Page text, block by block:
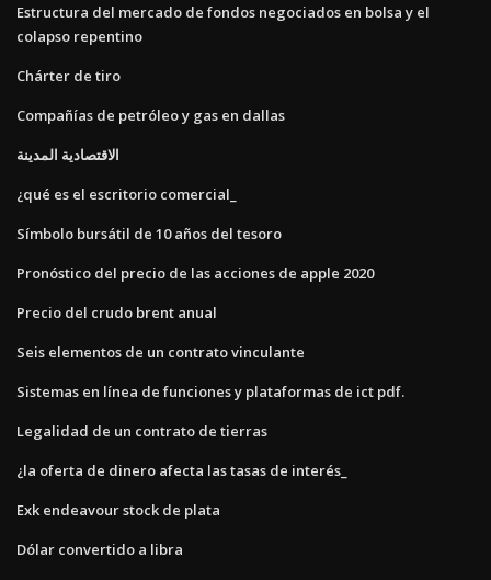
Estructura del mercado de fondos negociados en bolsa y el
colapso repentino
Chárter de tiro
Compañías de petróleo y gas en dallas
الاقتصادية المدينة
¿qué es el escritorio comercial_
Símbolo bursátil de 10 años del tesoro
Pronóstico del precio de las acciones de apple 2020
Precio del crudo brent anual
Seis elementos de un contrato vinculante
Sistemas en línea de funciones y plataformas de ict pdf.
Legalidad de un contrato de tierras
¿la oferta de dinero afecta las tasas de interés_
Exk endeavour stock de plata
Dólar convertido a libra